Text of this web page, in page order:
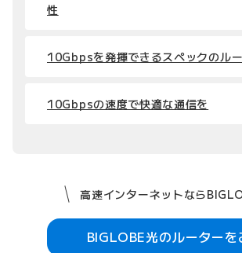
性
10Gbpsを発揮できるスペックのル
10Gbpsの速度で快適な通信を
高速インターネットなら
BIGLOBE光のルーターを